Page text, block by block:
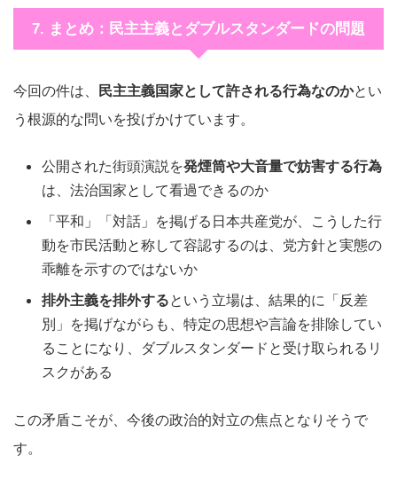
7. まとめ：民主主義とダブルスタンダードの問題
今回の件は、 民主主義国家として許される行為なのかとい
う根源的な問いを投げかけています。
公開された街頭演説を発煙筒や大音量で妨害する行為
は、法治国家として看過できるのか
「平和」「対話」を掲げる日本共産党が、こうした行
動を市民活動と称して容認するのは、党方針と実態の
乖離を示すのではないか
排外主義を排外するという立場は、結果的に「反差
別」を掲げながらも、特定の思想や言論を排除してい
ることになり、ダブルスタンダードと受け取られるリ
スクがある
この矛盾こそが、今後の政治的対立の焦点となりそうで
す。